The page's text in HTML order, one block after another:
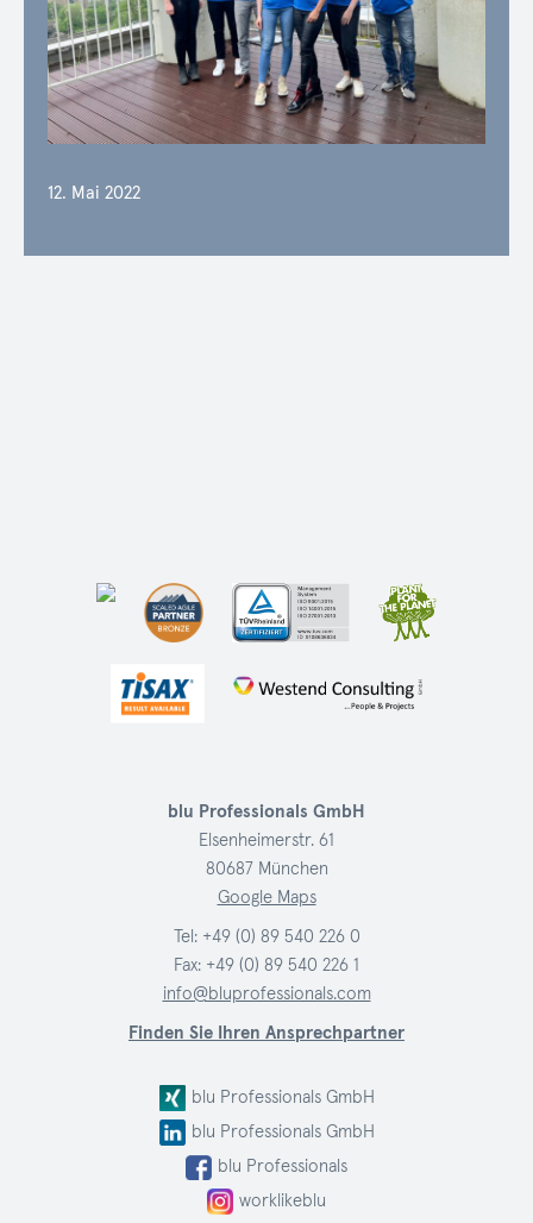
12. Mai 2022
blu Professionals GmbH
Elsenheimerstr. 61
80687 München
Google Maps
Tel: +49 (0) 89 540 226 0
Fax: +49 (0) 89 540 226 1
info@bluprofessionals.com
Finden Sie Ihren Ansprechpartner
blu Professionals GmbH
blu Professionals GmbH
blu Professionals
worklikeblu